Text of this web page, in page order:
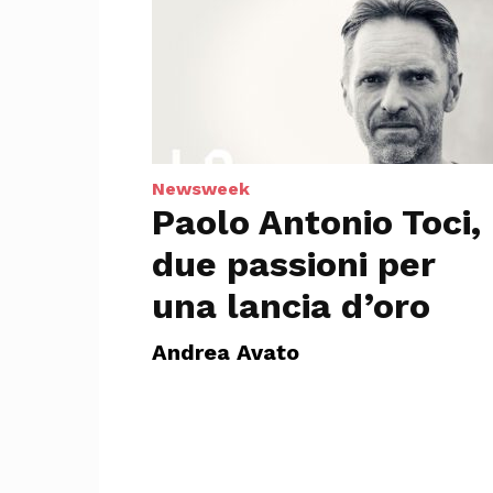
Newsweek
Paolo Antonio Toci,
due passioni per
una lancia d’oro
Andrea Avato